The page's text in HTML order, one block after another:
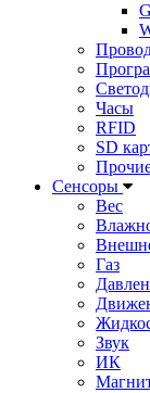
Часы
RFID
SD
Сенсоры
Вес
Газ
Звук
ИК